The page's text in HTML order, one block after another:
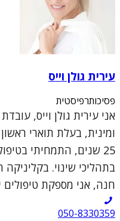
עירית גולן וייס
פסיכותרפיסטית
אני עירית גולן וייס,
ומינית, בעלת תוארי
25 שנים, התמחיתי
בתהליכי שינוי.
חנה, אני מספקת טיפולים
050-8330359